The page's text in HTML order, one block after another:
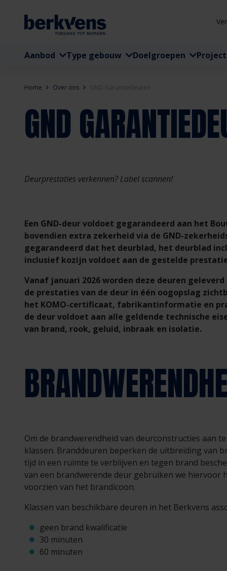
Aanbod Type gebouw Doelgroepen
Home Over ons GND Garantiedeuren
GND
Deurprestaties verkennen? Label scannen!
Een GND-deur voldoet gegarandeerd aan het
bovendien extra zekerheid via de GND-
gegarandeerd dat het deurblad, het deurblad
inclusief kozijn voldoet aan de gestelde
Vanaf januari 2026 worden deze deuren
de prestaties van de deur in één oogopslag
het KOMO-certificaat, fabrikantinformatie en
de deur voldoet aan alle geldende technische
van brand, rook, geluid, inbraak en isolatie.
Om de brandwerendheid van deurconstructies aan
klassen. Branddeuren beperken de uitbreiding van
tijd in een ruimte te verblijven en tegen brand
van een brandwerende deur gebruiken we hiervoor
voorzien van het brandicoon.
Klassen van beschikbare deuren in het Berkvens
geen brand kwalificatie
30 minuten
60 minuten